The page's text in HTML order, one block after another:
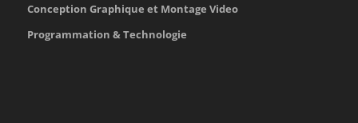
Conception Graphique et Montage Video
Programmation & Technologie